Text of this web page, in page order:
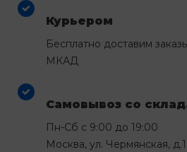
Курьером
Бесплатно доставим
МКАД
Самовывоз со
Пн-Сб с 9:00 до 19:00
Москва, ул. Чермянская, д.1